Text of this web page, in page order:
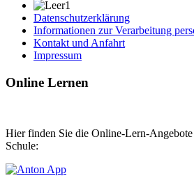
Datenschutzerklärung
Informationen zur Verarbeitung
Kontakt und Anfahrt
Impressum
Online Lernen
Hier finden Sie die Online-Lern-
Schule: